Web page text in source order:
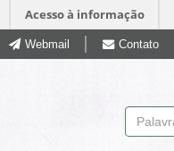
Acesso à informação
Webmail Contato